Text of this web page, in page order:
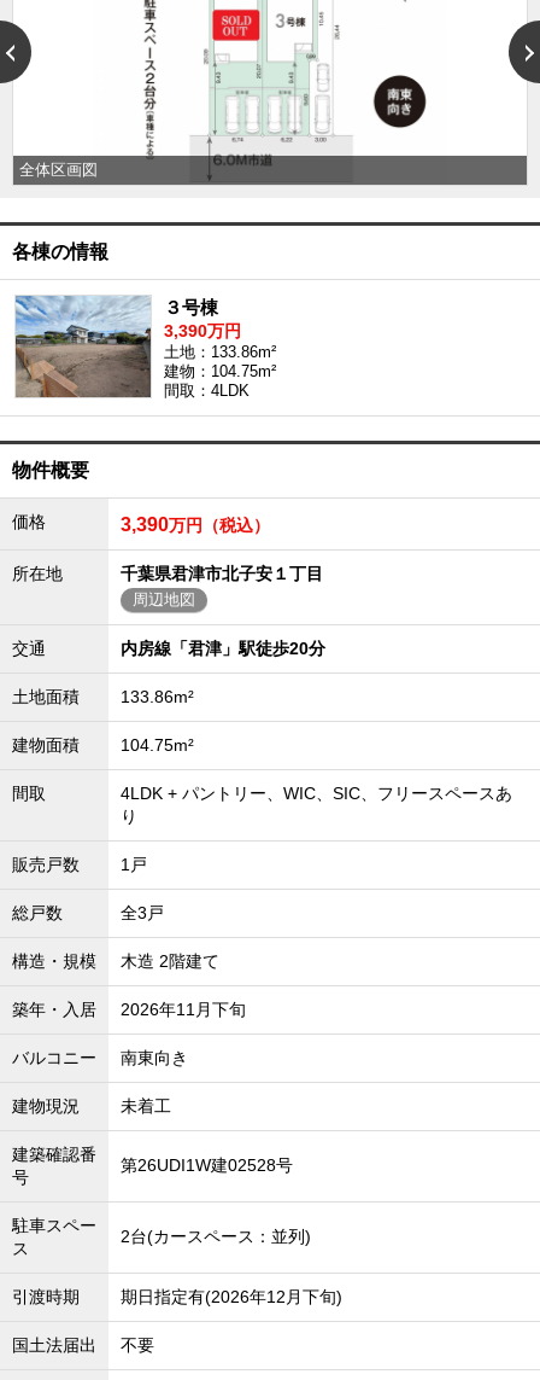
全体区画図
各棟の情報
３号棟
3,390万円
土地：133.86m²
建物：104.75m²
間取：4LDK
物件概要
価格 3,390万円（税込）
所在地 千葉県君津市北子安１丁目
周辺地図
交通 内房線「君津」駅徒歩20分
土地面積 133.86m²
建物面積 104.75m²
間取
4LDK + パントリー、WIC、SIC、フリースペースあ
り
販売戸数 1戸
総戸数 全3戸
構造・規模 木造 2階建て
築年・入居 2026年11月下旬
バルコニー 南東向き
建物現況 未着工
建築確認番
号
第26UDI1W建02528号
駐車スペー
ス
2台(カースペース：並列)
引渡時期 期日指定有(2026年12月下旬)
国土法届出 不要
沖縄全域エリアの新築一戸建
沖縄全域エリアの中古一戸建
沖縄全域エリアのマンション
沖縄全域エリアの土地
全店舗営業社員募集！